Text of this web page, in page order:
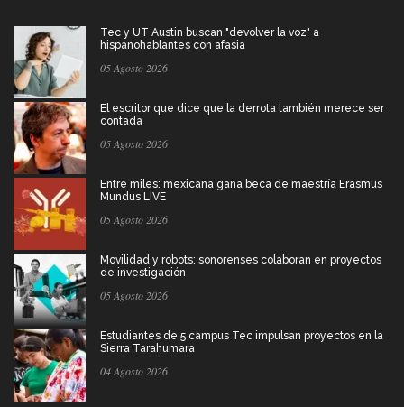
Tec y UT Austin buscan "devolver la voz" a
hispanohablantes con afasia
05 Agosto 2026
El escritor que dice que la derrota también merece ser
contada
05 Agosto 2026
Entre miles: mexicana gana beca de maestría Erasmus
Mundus LIVE
05 Agosto 2026
Movilidad y robots: sonorenses colaboran en proyectos
de investigación
05 Agosto 2026
Estudiantes de 5 campus Tec impulsan proyectos en la
Sierra Tarahumara
04 Agosto 2026